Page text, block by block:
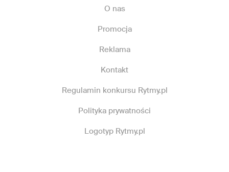
O nas
Promocja
Reklama
Kontakt
Regulamin konkursu Rytmy.pl
Polityka prywatności
Logotyp Rytmy.pl